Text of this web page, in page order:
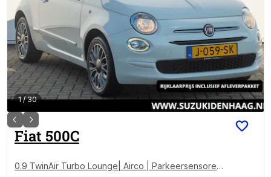
1/30
Fiat 500C
0.9 TwinAir Turbo Lounge| Airco | Parkeersensoren |